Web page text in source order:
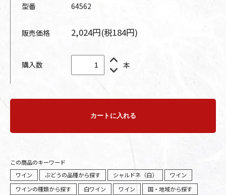
型番 64562
販売価格 2,024円(税184円)
購入数 本
カートに入れる
この商品のキーワード
ワイン
ぶどうの品種から探す シャルドネ（白）
ワイン
ワインの種類から探す
白ワイン ワイン
国・地域から探す